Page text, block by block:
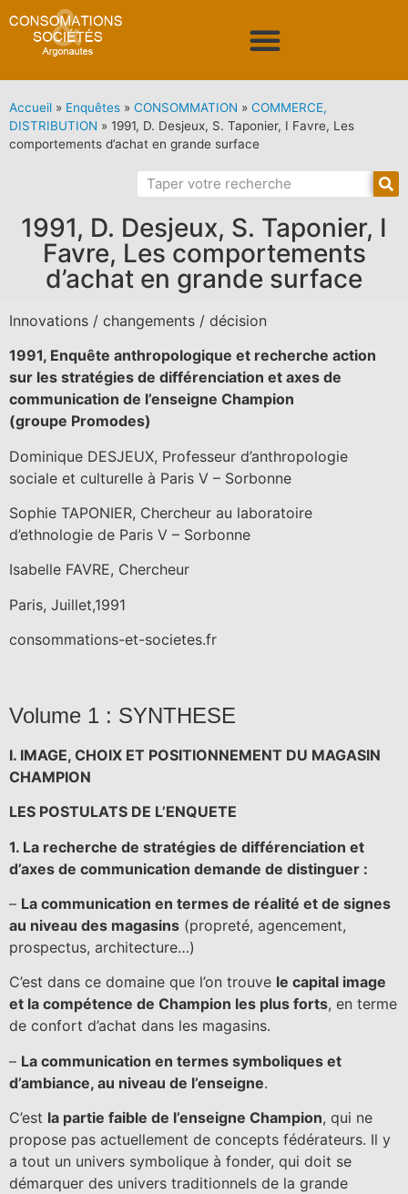
Accueil » Enquêtes » CONSOMMATION » COMMERCE,
DISTRIBUTION » 1991, D. Desjeux, S. Taponier, I Favre, Les
comportements d’achat en grande surface
1991, D. Desjeux, S. Taponier, I
Favre, Les comportements
d’achat en grande surface
Innovations / changements / décision
1991, Enquête anthropologique et recherche action
sur les stratégies de différenciation et axes de
communication de l’enseigne Champion
(groupe Promodes)
Dominique DESJEUX, Professeur d’anthropologie
sociale et culturelle à Paris V – Sorbonne
Sophie TAPONIER, Chercheur au laboratoire
d’ethnologie de Paris V – Sorbonne
Isabelle FAVRE, Chercheur
Paris, Juillet,1991
consommations-et-societes.fr
Volume 1 : SYNTHESE
I. IMAGE, CHOIX ET POSITIONNEMENT DU MAGASIN
CHAMPION
LES POSTULATS DE L’ENQUETE
1. La recherche de stratégies de différenciation et
d’axes de communication demande de distinguer :
– La communication en termes de réalité et de signes
au niveau des magasins (propreté, agencement,
prospectus, architecture…)
C’est dans ce domaine que l’on trouve le capital image
et la compétence de Champion les plus forts, en terme
de confort d’achat dans les magasins.
– La communication en termes symboliques et
d’ambiance, au niveau de l’enseigne.
C’est la partie faible de l’enseigne Champion, qui ne
propose pas actuellement de concepts fédérateurs. Il y
a tout un univers symbolique à fonder, qui doit se
démarquer des univers traditionnels de la grande